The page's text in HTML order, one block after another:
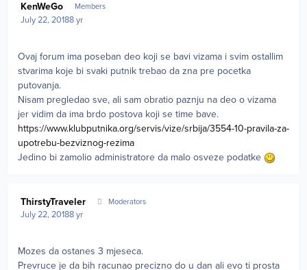
KenWeGo Members
July 22, 20188 yr
Ovaj forum ima poseban deo koji se bavi vizama i svim ostallim
stvarima koje bi svaki putnik trebao da zna pre pocetka
putovanja.
Nisam pregledao sve, ali sam obratio paznju na deo o vizama
jer vidim da ima brdo postova koji se time bave.
https://www.klubputnika.org/servis/vize/srbija/3554-10-pravila-za-
upotrebu-bezviznog-rezima
Jedino bi zamolio administratore da malo osveze podatke
ThirstyTraveler Moderators
July 22, 20188 yr
Mozes da ostanes 3 mjeseca.
Prevruce je da bih racunao precizno do u dan ali evo ti prosta